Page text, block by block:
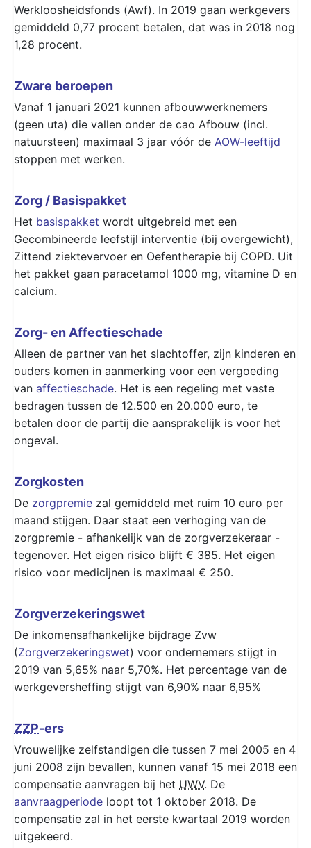
Werkloosheidsfonds (Awf). In 2019 gaan werkgevers
gemiddeld 0,77 procent betalen, dat was in 2018 nog
1,28 procent.
Zware beroepen
Vanaf 1 januari 2021 kunnen afbouwwerknemers
(geen uta) die vallen onder de cao Afbouw (incl.
natuursteen) maximaal 3 jaar vóór de AOW-leeftijd
stoppen met werken.
Zorg / Basispakket
Het basispakket wordt uitgebreid met een
Gecombineerde leefstijl interventie (bij overgewicht),
Zittend ziektevervoer en Oefentherapie bij COPD. Uit
het pakket gaan paracetamol 1000 mg, vitamine D en
calcium.
Zorg- en Affectieschade
Alleen de partner van het slachtoffer, zijn kinderen en
ouders komen in aanmerking voor een vergoeding
van affectieschade. Het is een regeling met vaste
bedragen tussen de 12.500 en 20.000 euro, te
betalen door de partij die aansprakelijk is voor het
ongeval.
Zorgkosten
De zorgpremie zal gemiddeld met ruim 10 euro per
maand stijgen. Daar staat een verhoging van de
zorgpremie - afhankelijk van de zorgverzekeraar -
tegenover. Het eigen risico blijft € 385. Het eigen
risico voor medicijnen is maximaal € 250.
Zorgverzekeringswet
De inkomensafhankelijke bijdrage Zvw
(Zorgverzekeringswet) voor ondernemers stijgt in
2019 van 5,65% naar 5,70%. Het percentage van de
werkgeversheffing stijgt van 6,90% naar 6,95%
ZZP-ers
Vrouwelijke zelfstandigen die tussen 7 mei 2005 en 4
juni 2008 zijn bevallen, kunnen vanaf 15 mei 2018 een
compensatie aanvragen bij het UWV. De
aanvraagperiode loopt tot 1 oktober 2018. De
compensatie zal in het eerste kwartaal 2019 worden
uitgekeerd.